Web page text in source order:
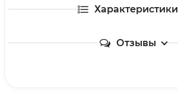
Характеристики
Отзывы